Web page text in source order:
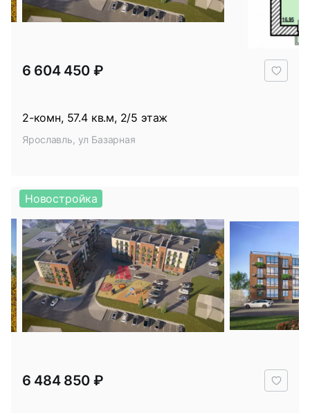
2-комн, 57.4 кв.м, 2/5 этаж
Ярославль, ул Базарная
6 604 450 ₽
6 484 850 ₽
Новостройка